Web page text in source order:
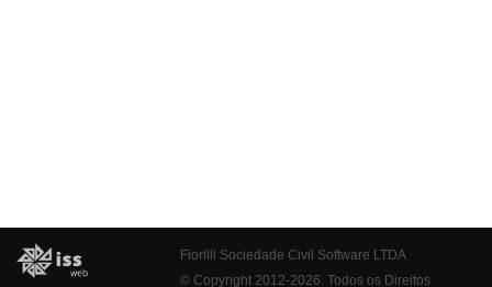
Fiorilli Sociedade Civil Software LTDA
© Copyright 2012-2026. Todos os Direitos